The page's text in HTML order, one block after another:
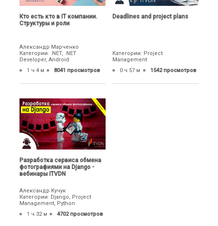
Кто есть кто в IT компании.
Структуры и роли
Александр Марченко
Категории: .NET, .NET
Developer, Android
1 ч 4 м
8041 просмотров
Deadlines and project plans
Категории: Project
Management
0 ч 57 м
1542 просмотров
Разработка сервиса обмена
фотографиями на Django -
вебинары ITVDN
Александр Кучук
Категории: Django, Project
Management, Python
1 ч 32 м
4702 просмотров